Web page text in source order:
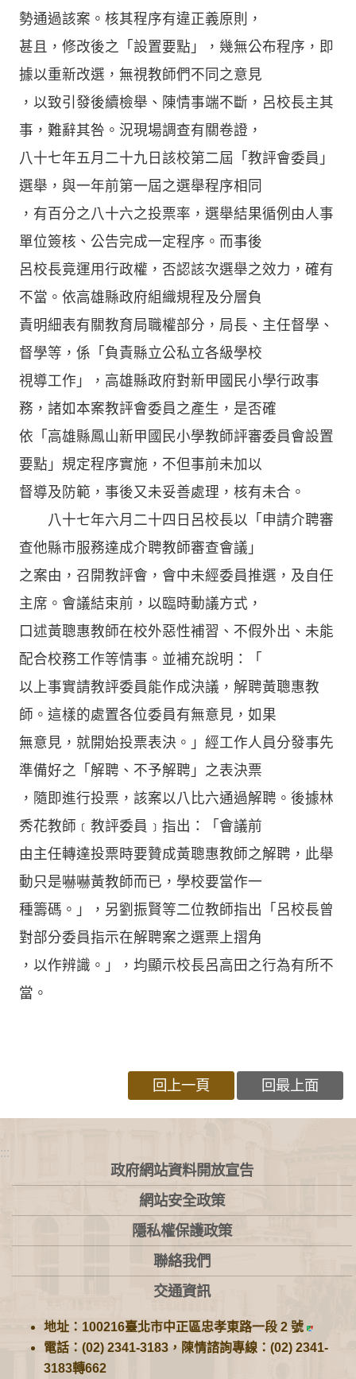
勢通過該案。核其程序有違正義原則，
甚且，修改後之「設置要點」，幾無公布程序，即
據以重新改選，無視教師們不同之意見
，以致引發後續檢舉、陳情事端不斷，呂校長主其
事，難辭其咎。況現場調查有關卷證，
八十七年五月二十九日該校第二屆「教評會委員」
選舉，與一年前第一屆之選舉程序相同
，有百分之八十六之投票率，選舉結果循例由人事
單位簽核、公告完成一定程序。而事後
呂校長竟運用行政權，否認該次選舉之效力，確有
不當。依高雄縣政府組織規程及分層負
責明細表有關教育局職權部分，局長、主任督學、
督學等，係「負責縣立公私立各級學校
視導工作」，高雄縣政府對新甲國民小學行政事
務，諸如本案教評會委員之產生，是否確
依「高雄縣鳳山新甲國民小學教師評審委員會設置
要點」規定程序實施，不但事前未加以
督導及防範，事後又未妥善處理，核有未合。
八十七年六月二十四日呂校長以「申請介聘審
查他縣市服務達成介聘教師審查會議」
之案由，召開教評會，會中未經委員推選，及自任
主席。會議結束前，以臨時動議方式，
口述黃聰惠教師在校外惡性補習、不假外出、未能
配合校務工作等情事。並補充說明：「
以上事實請教評委員能作成決議，解聘黃聰惠教
師。這樣的處置各位委員有無意見，如果
無意見，就開始投票表決。」經工作人員分發事先
準備好之「解聘、不予解聘」之表決票
，隨即進行投票，該案以八比六通過解聘。後據林
秀花教師﹝教評委員﹞指出：「會議前
由主任轉達投票時要贊成黃聰惠教師之解聘，此舉
動只是嚇嚇黃教師而已，學校要當作一
種籌碼。」，另劉振賢等二位教師指出「呂校長曾
對部分委員指示在解聘案之選票上摺角
，以作辨識。」，均顯示校長呂高田之行為有所不
當。
回上一頁 回最上面
:::
政府網站資料開放宣告
網站安全政策
隱私權保護政策
聯絡我們
交通資訊
地址：100216臺北市中正區忠孝東路一段 2 號
電話：(02) 2341-3183，陳情諮詢專線：(02) 2341-
3183轉662